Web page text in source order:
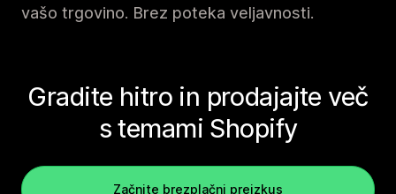
vašo trgovino. Brez poteka veljavnosti.
Gradite hitro in prodajajte več
s temami Shopify
Začnite brezplačni preizkus